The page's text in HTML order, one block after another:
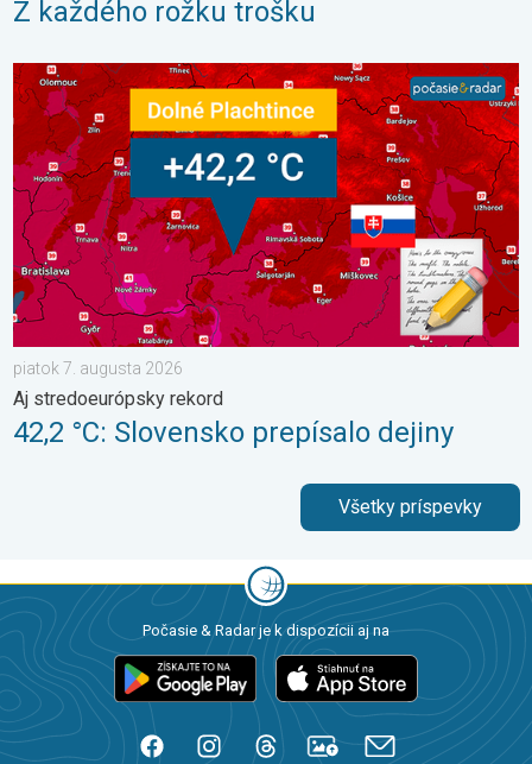
Z každého rožku trošku
42,2 °C: Slovensko prepísalo dejiny. Aj stredoeurópsky
piatok 7. augusta 2026
Aj stredoeurópsky rekord
42,2 °C: Slovensko prepísalo dejiny
Všetky príspevky
Počasie & Radar je k dispozícii aj na